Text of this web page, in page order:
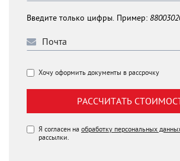
Введите только цифры. Пример:
Хочу оформить документы в рассрочку
РАССЧИТАТЬ
Я согласен на обработку персональных
рассылки.